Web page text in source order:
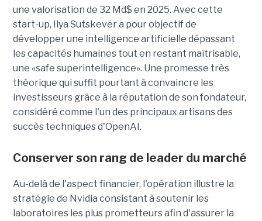
une valorisation de 32 Md$ en 2025. Avec cette
start-up, Ilya Sutskever a pour objectif de
développer une intelligence artificielle dépassant
les capacités humaines tout en restant maîtrisable,
une «safe superintelligence». Une promesse très
théorique qui suffit pourtant à convaincre les
investisseurs grâce à la réputation de son fondateur,
considéré comme l'un des principaux artisans des
succès techniques d'OpenAI.
Conserver son rang de leader du marché
Au-delà de l'aspect financier, l'opération illustre la
stratégie de Nvidia consistant à soutenir les
laboratoires les plus prometteurs afin d'assurer la